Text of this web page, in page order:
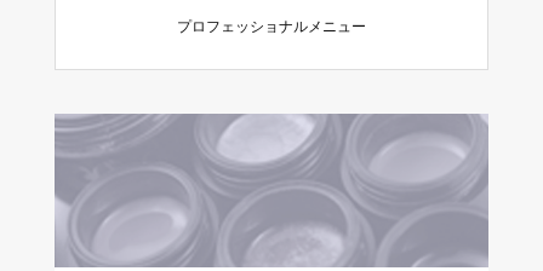
プロフェッショナルメニュー